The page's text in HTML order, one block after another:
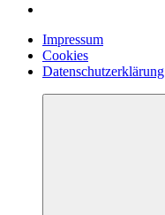
Impressum
Cookies
Datenschutzerklärung